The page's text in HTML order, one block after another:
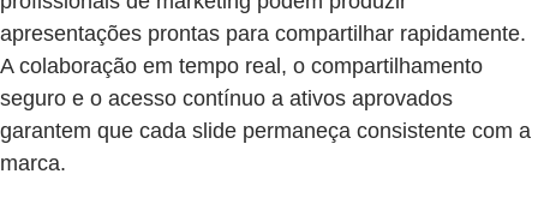
apresentações prontas para compartilhar rapidamente.
A colaboração em tempo real, o compartilhamento
seguro e o acesso contínuo a ativos aprovados
garantem que cada slide permaneça consistente com a
marca.